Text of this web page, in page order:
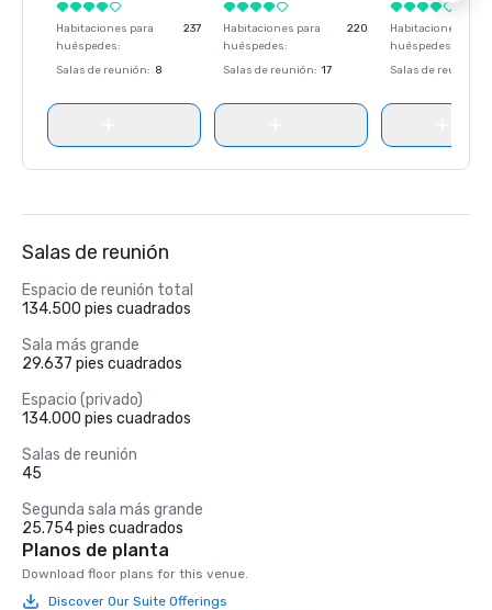
Habitaciones para
huéspedes:
237
Salas de reunión: 8
Habitaciones para
huéspedes:
220
Salas de reunión: 17
Habitaciones para
huéspedes
Salas de reunión
Salas de reunión
Espacio de reunión total
134.500 pies cuadrados
Sala más grande
29.637 pies cuadrados
Espacio (privado)
134.000 pies cuadrados
Salas de reunión
45
Segunda sala más grande
25.754 pies cuadrados
Planos de planta
Download floor plans for this venue.
Discover Our Suite Offerings